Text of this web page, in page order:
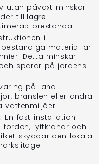
utan påväxt minskar
tilllägre
prestanda.
i
material är
Detta minskar
sparar på jordens
på land
bränslen eller andra
vattenmiljöer.
En fast installation
lyftkranar och
skyddar den lokala